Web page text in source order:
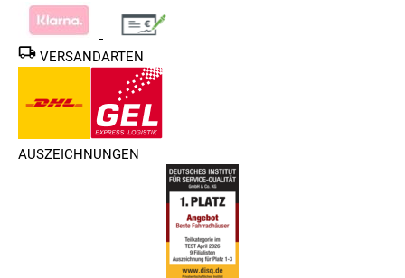
VERSANDARTEN
AUSZEICHNUNGEN